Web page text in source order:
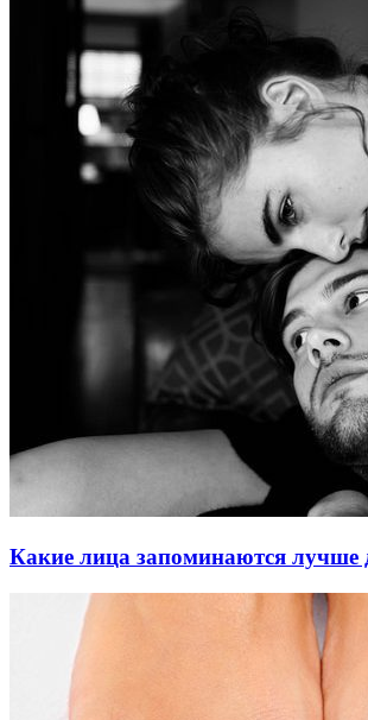
Какие лица запоминаются лучше